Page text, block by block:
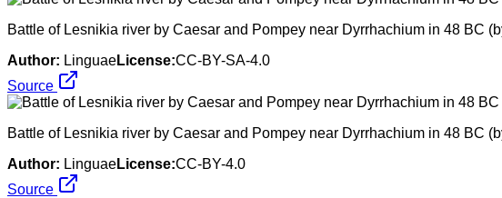
Battle of Lesnikia river by Caesar and Pompey near Dyrrhachium in 48 BC
Author: LinguaeLicense:CC-BY-SA-4.0
Source
Battle of Lesnikia river by Caesar and Pompey near Dyrrhachium in 48 BC
Author: LinguaeLicense:CC-BY-4.0
Source